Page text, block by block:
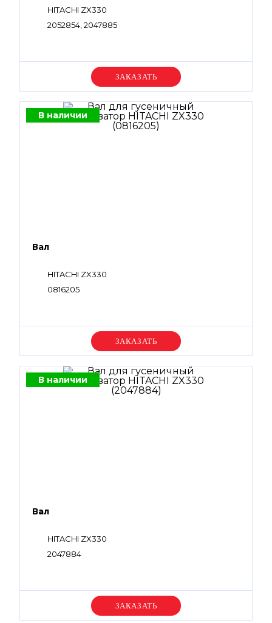
HITACHI ZX330
2052854, 2047885
Уточняйте цену
В наличии
Вал
HITACHI ZX330
0816205
Уточняйте цену
В наличии
Вал
HITACHI ZX330
2047884
Уточняйте цену